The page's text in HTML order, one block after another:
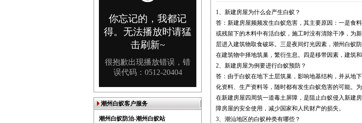
潮州白蚁客户服务
潮州白蚁防治-潮州白蚁站
1、新建房屋为什么会产生白蚁？
答：新建房屋频频发生白蚁危害，其主要原因：一是食
或残留下的木料中有活白蚁，施工时没有清除干净，为
层进入建筑物取食破坏。三是夜间灯光因素，潮州白蚁
在建筑物中择地筑巢，繁衍生息。四是移带因素，建筑
2、新建房屋为例要进行白蚁预防？
答：由于白蚁在地下土层筑巢，影响地基结构，并从地
化资料、生产资料等，随时都有发生白蚁危害的可能。
在新建房屋四周筑一道毒土屏障，是阻止白蚁侵入新建
障房屋的安全使用，减少国家和人民财产的损失。
3、潮汕地区的白蚁种类有哪些？